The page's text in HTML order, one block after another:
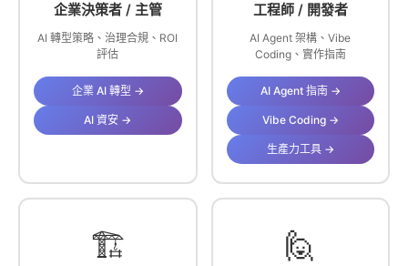
企業決策者 / 主管
AI 轉型策略、治理合規、ROI
評估
企業 AI 轉型 →
AI 資安 →
工程師 / 開發者
AI Agent 架構、Vibe
Coding、實作指南
AI Agent 指南 →
Vibe Coding →
生產力工具 →
🏗️ 🙋